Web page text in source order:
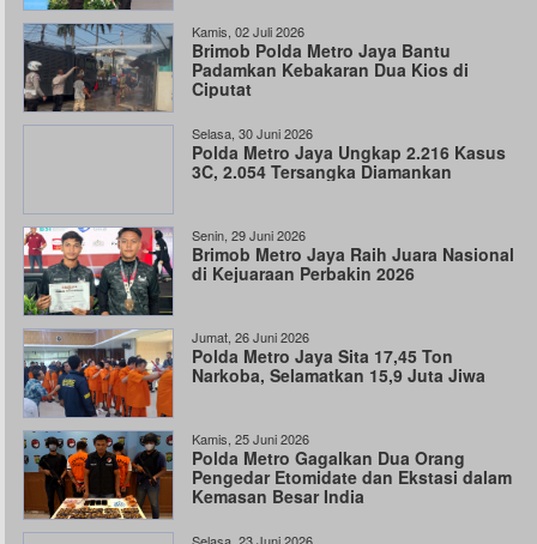
Kamis, 02 Juli 2026
Brimob Polda Metro Jaya Bantu
Padamkan Kebakaran Dua Kios di
Ciputat
Selasa, 30 Juni 2026
Polda Metro Jaya Ungkap 2.216 Kasus
3C, 2.054 Tersangka Diamankan
Senin, 29 Juni 2026
Brimob Metro Jaya Raih Juara Nasional
di Kejuaraan Perbakin 2026
Jumat, 26 Juni 2026
Polda Metro Jaya Sita 17,45 Ton
Narkoba, Selamatkan 15,9 Juta Jiwa
Kamis, 25 Juni 2026
Polda Metro Gagalkan Dua Orang
Pengedar Etomidate dan Ekstasi dalam
Kemasan Besar India